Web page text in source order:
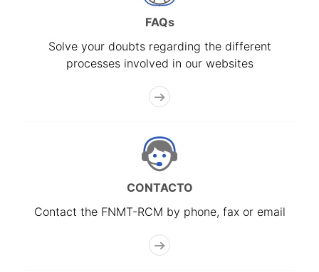
FAQs
Solve your doubts regarding the different
processes involved in our websites
CONTACTO
Contact the FNMT-RCM by phone, fax or email